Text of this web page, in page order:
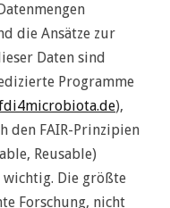
die Ansätze zur
Daten sind
Programme
),
den FAIR-Prinzipien
Reusable)
Die größte
Forschung, nicht